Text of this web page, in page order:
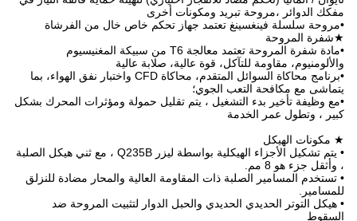
أخرى
تحكم خاص خال من الفرشاة
•مادة شفرة المروحة تعتمد معالجة T6 من سبيكة المغنيسيوم
صلابة عالية
•برنامج محاكاة السوائل المتقدم، محاكاة CFD واختبار نفق الهواء، بما
تقليل حمولة ومؤثرات المحرك بشكل
• يتم تشكيل الأجزاء الهيكلية بواسطة ليزر Q235B ، مع ثني هيكل الصلبة
العالية والمحار مضادة للنزلق
الدوار لتثبيت المروحة ضد